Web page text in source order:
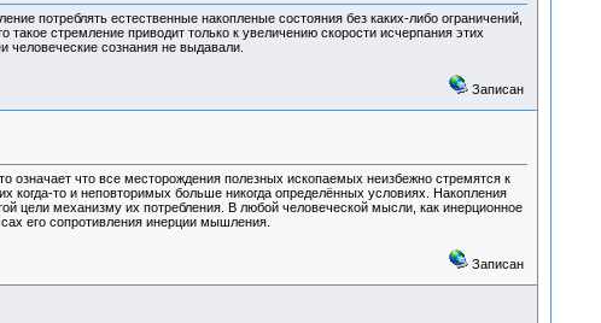
потреблять естественные накопленые состояния без каких-либо ограничений,
стремление приводит только к увеличению скорости исчерпания этих
человеческие сознания не выдавали.
Записан
означает что все месторождения полезных ископаемых неизбежно стремятся к
когда-то и неповторимых больше никогда определённых условиях. Накопления
цели механизму их потребления. В любой человеческой мысли, как инерционное
его сопротивления инерции мышления.
Записан